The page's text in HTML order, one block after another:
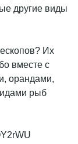
другие виды
Их
вместе с
орандами,
рыб